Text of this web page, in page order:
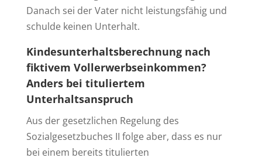
Danach sei der Vater nicht leistungsfähig und
schulde keinen Unterhalt.
Kindesunterhaltsberechnung nach
fiktivem Vollerwerbseinkommen?
Anders bei tituliertem
Unterhaltsanspruch
Aus der gesetzlichen Regelung des
Sozialgesetzbuches II folge aber, dass es nur
bei einem bereits titulierten